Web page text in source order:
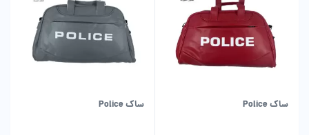
ساک Police ساک Police